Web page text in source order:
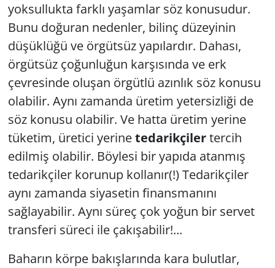
yoksullukta farklı yaşamlar söz konusudur.
Bunu doğuran nedenler, bilinç düzeyinin
düşüklüğü ve örgütsüz yapılardır. Dahası,
örgütsüz çoğunluğun karşısında ve erk
çevresinde oluşan örgütlü azınlık söz konusu
olabilir. Aynı zamanda üretim yetersizliği de
söz konusu olabilir. Ve hatta üretim yerine
tüketim, üretici yerinetedarikçilertercih
edilmiş olabilir. Böylesi bir yapıda atanmış
tedarikçiler korunup kollanır(!) Tedarikçiler
aynı zamanda siyasetin finansmanını
sağlayabilir. Aynı süreç çok yoğun bir servet
transferi süreci ile çakışabilir!...
Baharın körpe bakışlarında kara bulutlar,